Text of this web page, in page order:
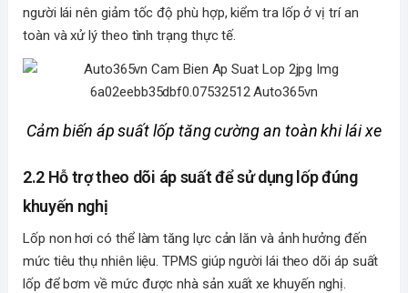
người lái nên giảm tốc độ phù hợp, kiểm tra lốp ở vị trí an
toàn và xử lý theo tình trạng thực tế.
Cảm biến áp suất lốp tăng cường an toàn khi lái xe
2.2 Hỗ trợ theo dõi áp suất để sử dụng lốp đúng
khuyến nghị
Lốp non hơi có thể làm tăng lực cản lăn và ảnh hưởng đến
mức tiêu thụ nhiên liệu. TPMS giúp người lái theo dõi áp suất
lốp để bơm về mức được nhà sản xuất xe khuyến nghị.